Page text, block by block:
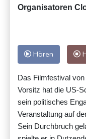
Organisatoren
Hören
Das Filmfestival
Vorsitz hat die US-
sein politisches
Veranstaltung auf
Sein Durchbruch